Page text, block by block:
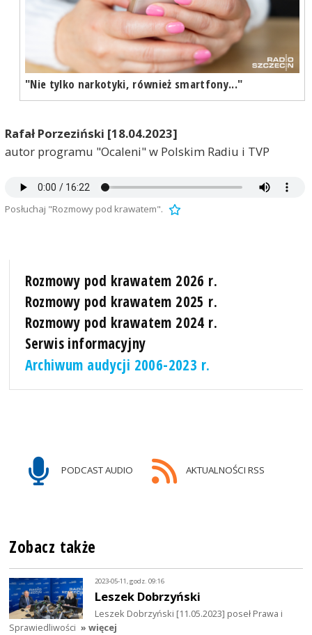
"Nie tylko narkotyki, również smartfony..."
Rafał Porzeziński [18.04.2023]
autor programu "Ocaleni" w Polskim Radiu i TVP
Posłuchaj "Rozmowy pod krawatem".
Rozmowy pod krawatem 2026 r.
Rozmowy pod krawatem 2025 r.
Rozmowy pod krawatem 2024 r.
Serwis informacyjny
Archiwum audycji 2006-2023 r.
PODCAST AUDIO AKTUALNOŚCI RSS
Zobacz także
2023-05-11, godz. 09:16
Leszek Dobrzyński
Leszek Dobrzyński [11.05.2023] poseł Prawa i
Sprawiedliwości » więcej